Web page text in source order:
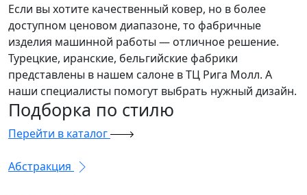
Если вы хотите качественный ковер, но в более
доступном ценовом диапазоне, то фабричные
изделия машинной работы — отличное решение.
Турецкие, иранские, бельгийские фабрики
представлены в нашем салоне в ТЦ Рига Молл. А
наши специалисты помогут выбрать нужный дизайн.
Подборка по стилю
Перейти в каталог
Абстракция